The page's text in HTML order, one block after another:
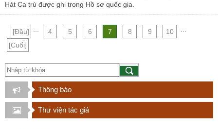
Hát Ca trù được ghi trong Hồ sơ quốc gia.
[Đầu] 4 5 6 7 8 9 10
[Cuối]
Thông báo
Thư viện tác giả